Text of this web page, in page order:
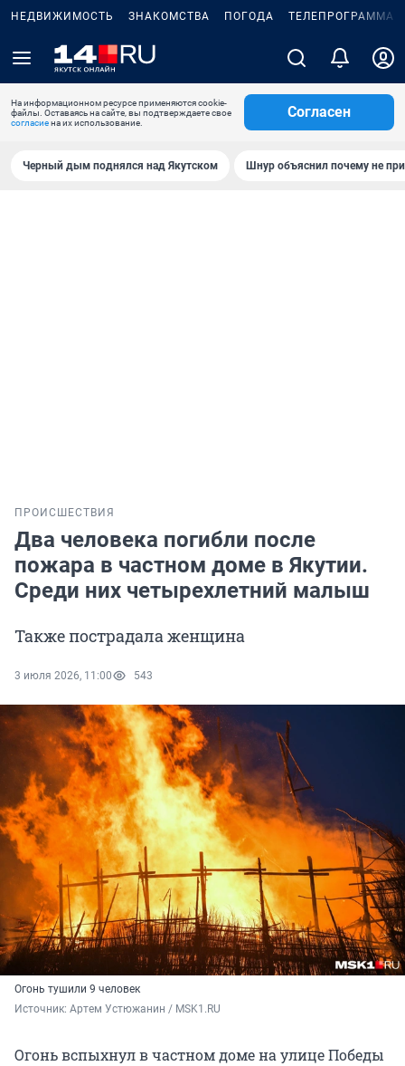
НЕДВИЖИМОСТЬ ЗНАКОМСТВА ПОГОДА ТЕЛЕПРОГРАММА
На информационном ресурсе применяются cookie-
файлы. Оставаясь на сайте, вы подтверждаете свое
согласиена их использование.
Согласен
Черный дым поднялся над Якутском Шнур объяснил почему не
ПРОИСШЕСТВИЯ
Два человека погибли после
пожара в частном доме в Якутии.
Среди них четырехлетний малыш
Также пострадала женщина
3 июля 2026, 11:00 543
Огонь тушили 9 человек
Источник: Артем Устюжанин / MSK1.RU
Огонь вспыхнул в частном доме на улице Победы